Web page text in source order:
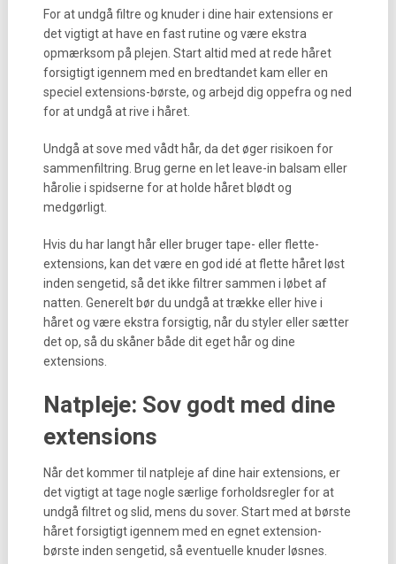
For at undgå filtre og knuder i dine hair extensions er
det vigtigt at have en fast rutine og være ekstra
opmærksom på plejen. Start altid med at rede håret
forsigtigt igennem med en bredtandet kam eller en
speciel extensions-børste, og arbejd dig oppefra og ned
for at undgå at rive i håret.
Undgå at sove med vådt hår, da det øger risikoen for
sammenfiltring. Brug gerne en let leave-in balsam eller
hårolie i spidserne for at holde håret blødt og
medgørligt.
Hvis du har langt hår eller bruger tape- eller flette-
extensions, kan det være en god idé at flette håret løst
inden sengetid, så det ikke filtrer sammen i løbet af
natten. Generelt bør du undgå at trække eller hive i
håret og være ekstra forsigtig, når du styler eller sætter
det op, så du skåner både dit eget hår og dine
extensions.
Natpleje: Sov godt med dine
extensions
Når det kommer til natpleje af dine hair extensions, er
det vigtigt at tage nogle særlige forholdsregler for at
undgå filtret og slid, mens du sover. Start med at børste
håret forsigtigt igennem med en egnet extension-
børste inden sengetid, så eventuelle knuder løsnes.